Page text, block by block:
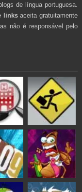
de língua portuguesa.
linksaceita gratuitamente
não é responsável pelo